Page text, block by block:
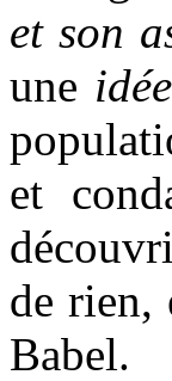
et son
une idée
et
de rien,
Babel.